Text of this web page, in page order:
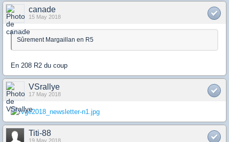
canade
15 May 2018
Sûrement Margaillan en R5
En 208 R2 du coup
VSrallye
17 May 2018
Titi-88
19 May 2018